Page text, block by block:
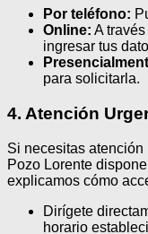
Por teléfono:
Online: A
ingresar tus
para solicitarla.
4. Atención
Si necesitas
Pozo Lorente
explicamos cómo
Dirígete
horario